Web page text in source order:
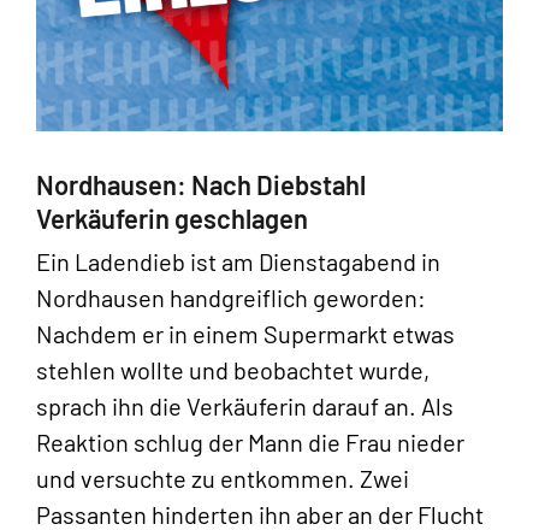
Nordhausen: Nach Diebstahl
Verkäuferin geschlagen
Ein Ladendieb ist am Dienstagabend in
Nordhausen handgreiflich geworden:
Nachdem er in einem Supermarkt etwas
stehlen wollte und beobachtet wurde,
sprach ihn die Verkäuferin darauf an. Als
Reaktion schlug der Mann die Frau nieder
und versuchte zu entkommen. Zwei
Passanten hinderten ihn aber an der Flucht